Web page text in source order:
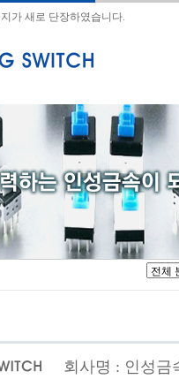
가 새로 단장하였습니다.
회사명 : 인성금